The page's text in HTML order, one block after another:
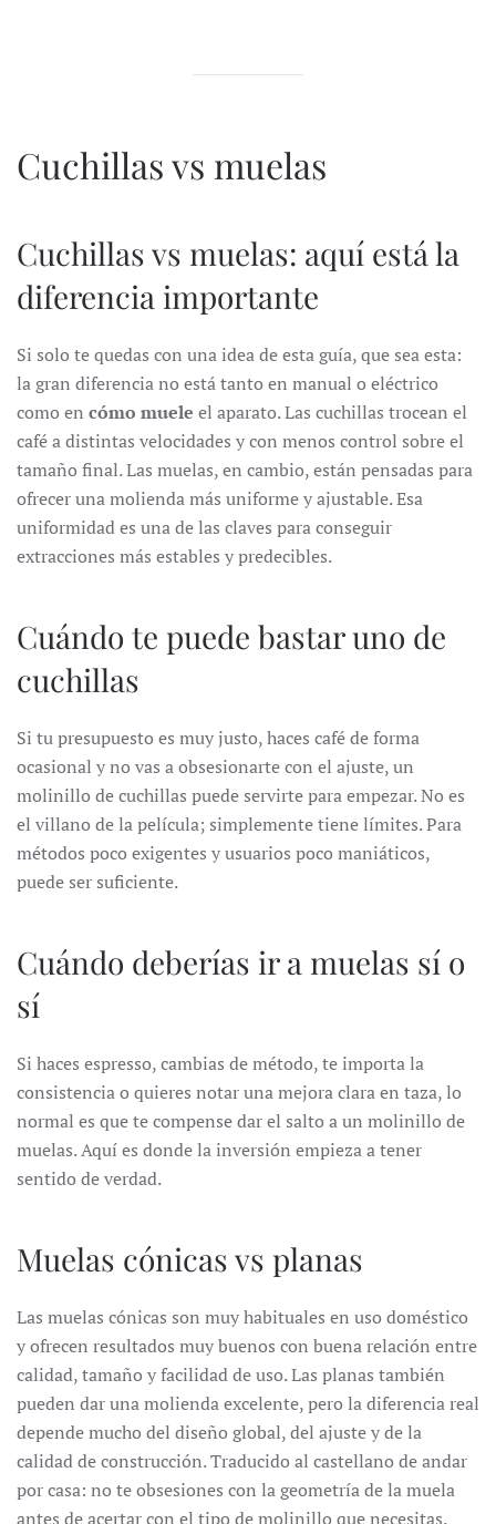
Cuchillas vs muelas
Cuchillas vs muelas: aquí está la
diferencia importante
Si solo te quedas con una idea de esta guía, que sea esta:
la gran diferencia no está tanto en manual o eléctrico
como en cómo muele el aparato. Las cuchillas trocean el
café a distintas velocidades y con menos control sobre el
tamaño final. Las muelas, en cambio, están pensadas para
ofrecer una molienda más uniforme y ajustable. Esa
uniformidad es una de las claves para conseguir
extracciones más estables y predecibles.
Cuándo te puede bastar uno de
cuchillas
Si tu presupuesto es muy justo, haces café de forma
ocasional y no vas a obsesionarte con el ajuste, un
molinillo de cuchillas puede servirte para empezar. No es
el villano de la película; simplemente tiene límites. Para
métodos poco exigentes y usuarios poco maniáticos,
puede ser suficiente.
Cuándo deberías ir a muelas sí o
sí
Si haces espresso, cambias de método, te importa la
consistencia o quieres notar una mejora clara en taza, lo
normal es que te compense dar el salto a un molinillo de
muelas. Aquí es donde la inversión empieza a tener
sentido de verdad.
Muelas cónicas vs planas
Las muelas cónicas son muy habituales en uso doméstico
y ofrecen resultados muy buenos con buena relación entre
calidad, tamaño y facilidad de uso. Las planas también
pueden dar una molienda excelente, pero la diferencia real
depende mucho del diseño global, del ajuste y de la
calidad de construcción. Traducido al castellano de andar
por casa: no te obsesiones con la geometría de la muela
antes de acertar con el tipo de molinillo que necesitas.